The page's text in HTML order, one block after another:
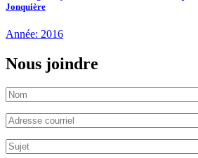
Jonquière
Année: 2016
Nous joindre